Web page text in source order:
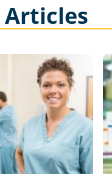
Articles